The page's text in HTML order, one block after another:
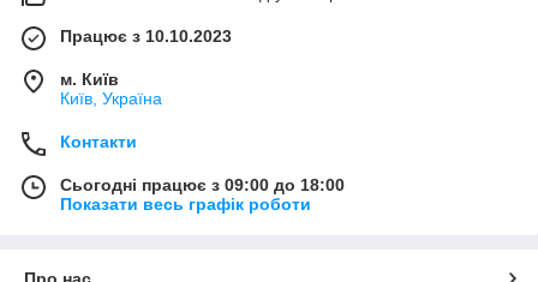
Працює з 10.10.2023
м. Київ
Київ, Україна
Контакти
Сьогодні працює з 09:00 до 18:00
Показати весь графік роботи